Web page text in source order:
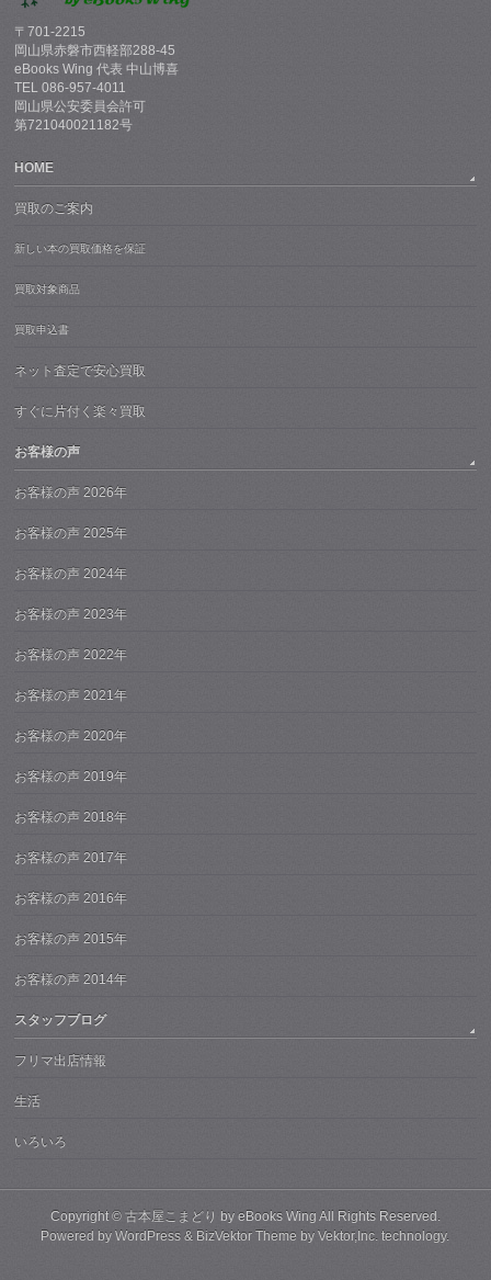
〒701-2215
岡山県赤磐市西軽部288-45
eBooks Wing 代表 中山博喜
TEL 086-957-4011
岡山県公安委員会許可
第721040021182号
HOME
買取のご案内
新しい本の買取価格を保証
買取対象商品
買取申込書
ネット査定で安心買取
すぐに片付く楽々買取
お客様の声
お客様の声 2026年
お客様の声 2025年
お客様の声 2024年
お客様の声 2023年
お客様の声 2022年
お客様の声 2021年
お客様の声 2020年
お客様の声 2019年
お客様の声 2018年
お客様の声 2017年
お客様の声 2016年
お客様の声 2015年
お客様の声 2014年
スタッフブログ
フリマ出店情報
生活
いろいろ
Copyright © 古本屋こまどり by eBooks Wing All Rights Reserved.
Powered byWordPress & BizVektor Theme byVektor,Inc. technology.